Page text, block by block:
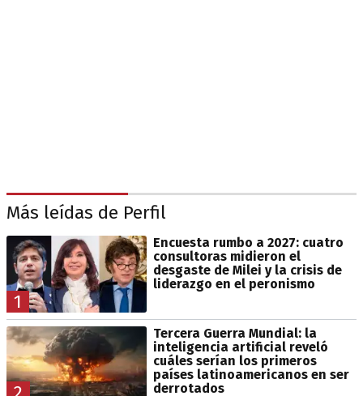
Más leídas de Perfil
1
Encuesta rumbo a 2027: cuatro
consultoras midieron el
desgaste de Milei y la crisis de
liderazgo en el peronismo
Tercera Guerra Mundial: la
inteligencia artificial reveló
cuáles serían los primeros
países latinoamericanos en ser
derrotados